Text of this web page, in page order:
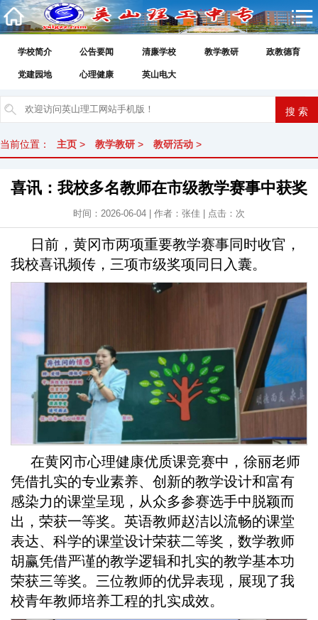
学校简介 公告要闻 清廉学校 教学教研 政教德育
党建园地 心理健康 英山电大
当前位置： 主页 > 教学教研 > 教研活动 >
喜讯：我校多名教师在市级教学赛事中获奖
时间：2026-06-04 | 作者：张佳 | 点击： 次
日前，黄冈市两项重要教学赛事同时收官，
我校喜讯频传，三项市级奖项同日入囊。
在黄冈市心理健康优质课竞赛中，徐丽老师
凭借扎实的专业素养、创新的教学设计和富有
感染力的课堂呈现，从众多参赛选手中脱颖而
出，荣获一等奖。英语教师赵洁以流畅的课堂
表达、科学的课堂设计荣获二等奖，数学教师
胡赢凭借严谨的教学逻辑和扎实的教学基本功
荣获三等奖。三位教师的优异表现，展现了我
校青年教师培养工程的扎实成效。